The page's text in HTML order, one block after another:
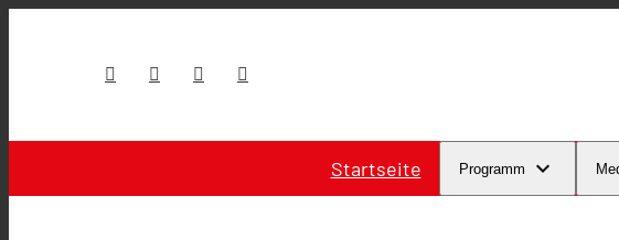
Startseite Programm